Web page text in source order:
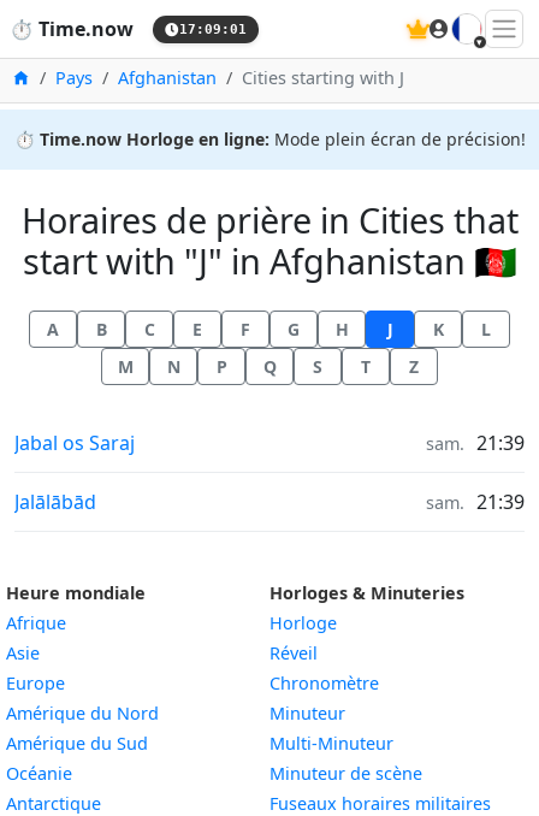
⏱️ Time.now 17:09:01 🇫🇷
Accueil
Pays Afghanistan Cities starting with J
⏱️ Time.now Horloge en ligne: Mode plein écran de précision!
Horaires de prière in Cities that
start with "J" in Afghanistan 🇦🇫
A B C E F G H J K
L
M
N P Q S T Z
Horaires de prière in
Jabal os Saraj sam. 21:39
Horaires de prière in
Jalālābād sam. 21:39
Heure mondiale
Afrique
Asie
Europe
Amérique du Nord
Amérique du Sud
Océanie
Antarctique
Horloges & Minuteries
Horloge
Réveil
Chronomètre
Minuteur
Multi-Minuteur
Minuteur de scène
Fuseaux horaires militaires